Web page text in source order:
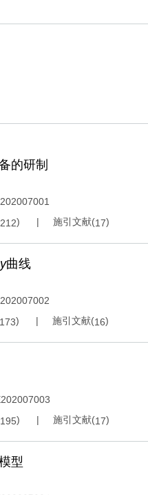
的研制
212) 施引文献(17)
y曲线
173) 施引文献(16)
195) 施引文献(17)
型